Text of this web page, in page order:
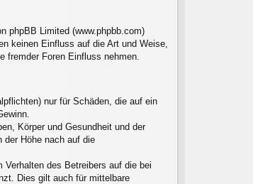
phpBB Limited (www.phpbb.com)
keinen Einfluss auf die Art und Weise,
fremder Foren Einfluss nehmen.
nur für Schäden, die auf ein
Körper und Gesundheit und der
der Höhe nach auf die
Verhalten des Betreibers auf die bei
Dies gilt auch für mittelbare